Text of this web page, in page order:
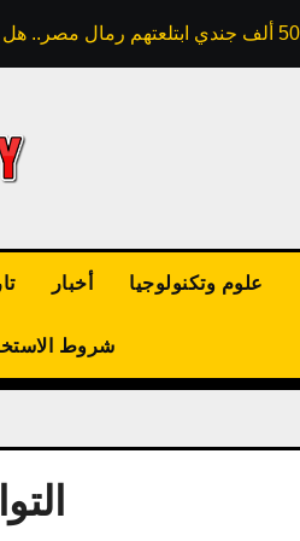
أخبار علوم وتكنولوجيا
شروط